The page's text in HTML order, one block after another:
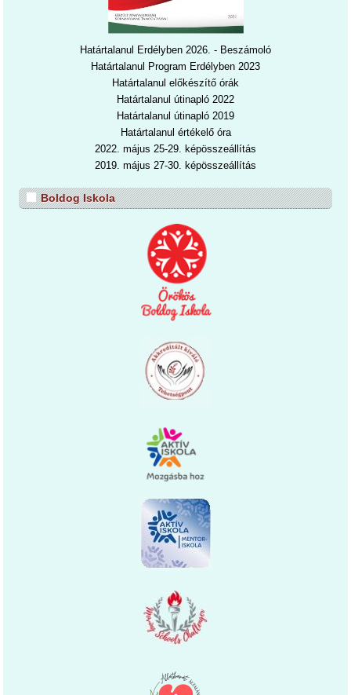
Határtalanul Erdélyben 2026. - Beszámoló
Határtalanul Program Erdélyben 2023
Határtalanul előkészítő órák
Határtalanul útinapló 2022
Határtalanul útinapl ó 2019
Határtalanul értékelő óra
2022. május 25-29. képösszeállítás
2019. május 27-30. képösszeállítás
Boldog Iskola